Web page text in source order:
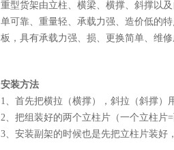
重型货架由立柱、横梁、横撑、斜撑以
单可靠、重量轻、承载力强、造价低的
板，具有承载力强、损、更换简单、维
安装方法
1、首先把横拉（横撑），斜拉（斜撑）
2、把组装好的两个立柱片（一个立柱
3、安装副架的时候也是先把立柱片装